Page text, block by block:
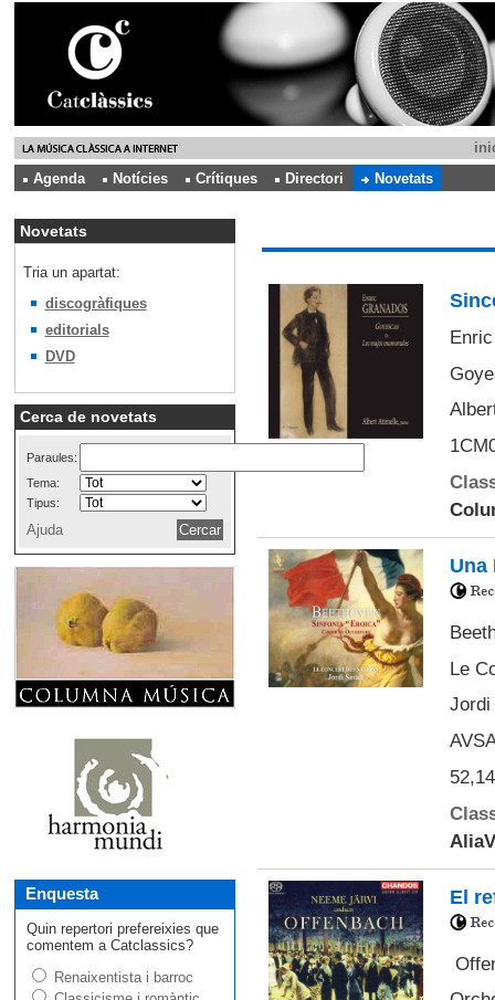
Agenda
Notícies Crítiques Directori Novetats
Novetats
Tria un apartat:
discogràfiques
editorials
DVD
Cerca de novetats
Paraules:
Tema:
Tipus:
Ajuda
Enquesta
Quin repertori prefereixies que
comentem a Catclassics?
Renaixentista i barroc
Una
Le
Jordi
52,14
El